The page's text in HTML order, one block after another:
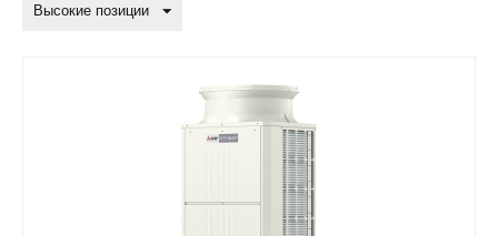
Высокие позиции